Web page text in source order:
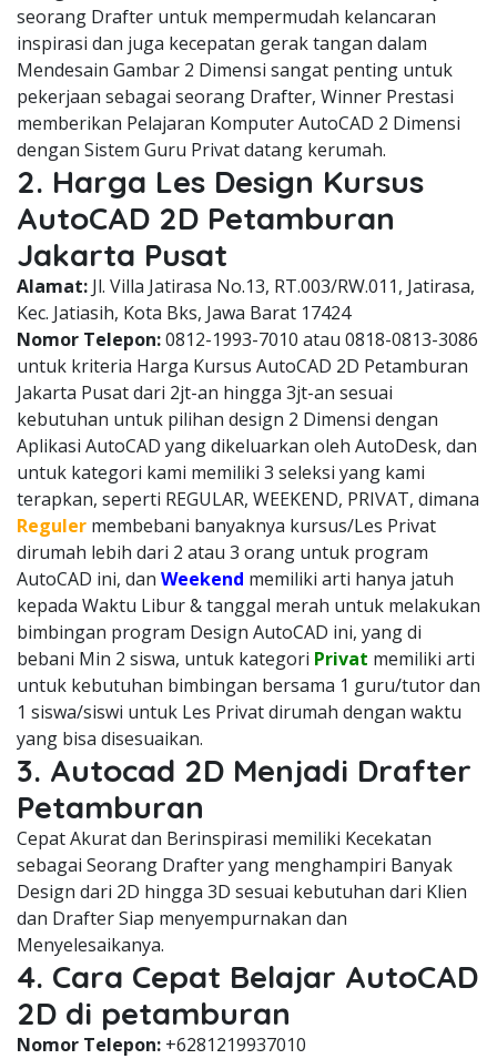
seorang Drafter untuk mempermudah kelancaran
inspirasi dan juga kecepatan gerak tangan dalam
Mendesain Gambar 2 Dimensi sangat penting untuk
pekerjaan sebagai seorang Drafter, Winner Prestasi
memberikan Pelajaran Komputer AutoCAD 2 Dimensi
dengan Sistem Guru Privat datang kerumah.
2. Harga Les Design Kursus
AutoCAD 2D Petamburan
Jakarta Pusat
Alamat: Jl. Villa Jatirasa No.13, RT.003/RW.011, Jatirasa,
Kec. Jatiasih, Kota Bks, Jawa Barat 17424
Nomor Telepon:0812-1993-7010 atau 0818-0813-3086
untuk kriteria Harga Kursus AutoCAD 2D Petamburan
Jakarta Pusat dari 2jt-an hingga 3jt-an sesuai
kebutuhan untuk pilihan design 2 Dimensi dengan
Aplikasi AutoCAD yang dikeluarkan oleh AutoDesk, dan
untuk kategori kami memiliki 3 seleksi yang kami
terapkan, seperti REGULAR, WEEKEND, PRIVAT, dimana
Reguler membebani banyaknya kursus/Les Privat
dirumah lebih dari 2 atau 3 orang untuk program
AutoCAD ini, dan Weekend memiliki arti hanya jatuh
kepada Waktu Libur & tanggal merah untuk melakukan
bimbingan program Design AutoCAD ini, yang di
bebani Min 2 siswa, untuk kategori Privat memiliki arti
untuk kebutuhan bimbingan bersama 1 guru/tutor dan
1 siswa/siswi untuk Les Privat dirumah dengan waktu
yang bisa disesuaikan.
3. Autocad 2D Menjadi Drafter
Petamburan
Cepat Akurat dan Berinspirasi memiliki Kecekatan
sebagai Seorang Drafter yang menghampiri Banyak
Design dari 2D hingga 3D sesuai kebutuhan dari Klien
dan Drafter Siap menyempurnakan dan
Menyelesaikanya.
4. Cara Cepat Belajar AutoCAD
2D di petamburan
Nomor Telepon: +6281219937010